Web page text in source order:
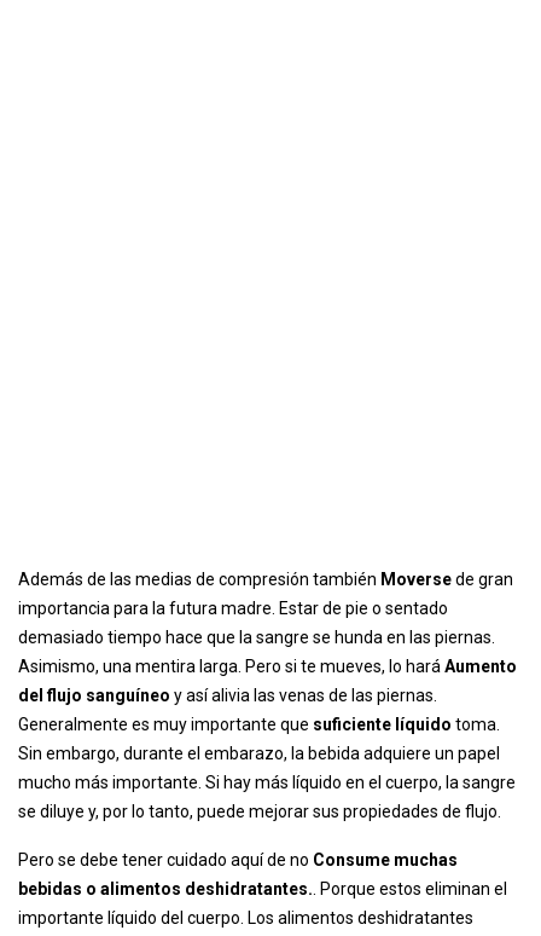
Además de las medias de compresión también Moversede gran
importancia para la futura madre. Estar de pie o sentado
demasiado tiempo hace que la sangre se hunda en las piernas.
Asimismo, una mentira larga. Pero si te mueves, lo hará Aumento
del flujo sanguíneo y así alivia las venas de las piernas.
Generalmente es muy importante que suficiente líquido toma.
Sin embargo, durante el embarazo, la bebida adquiere un papel
mucho más importante. Si hay más líquido en el cuerpo, la sangre
se diluye y, por lo tanto, puede mejorar sus propiedades de flujo.
Pero se debe tener cuidado aquí de no Consume muchas
bebidas o alimentos deshidratantes. . Porque estos eliminan el
importante líquido del cuerpo. Los alimentos deshidratantes